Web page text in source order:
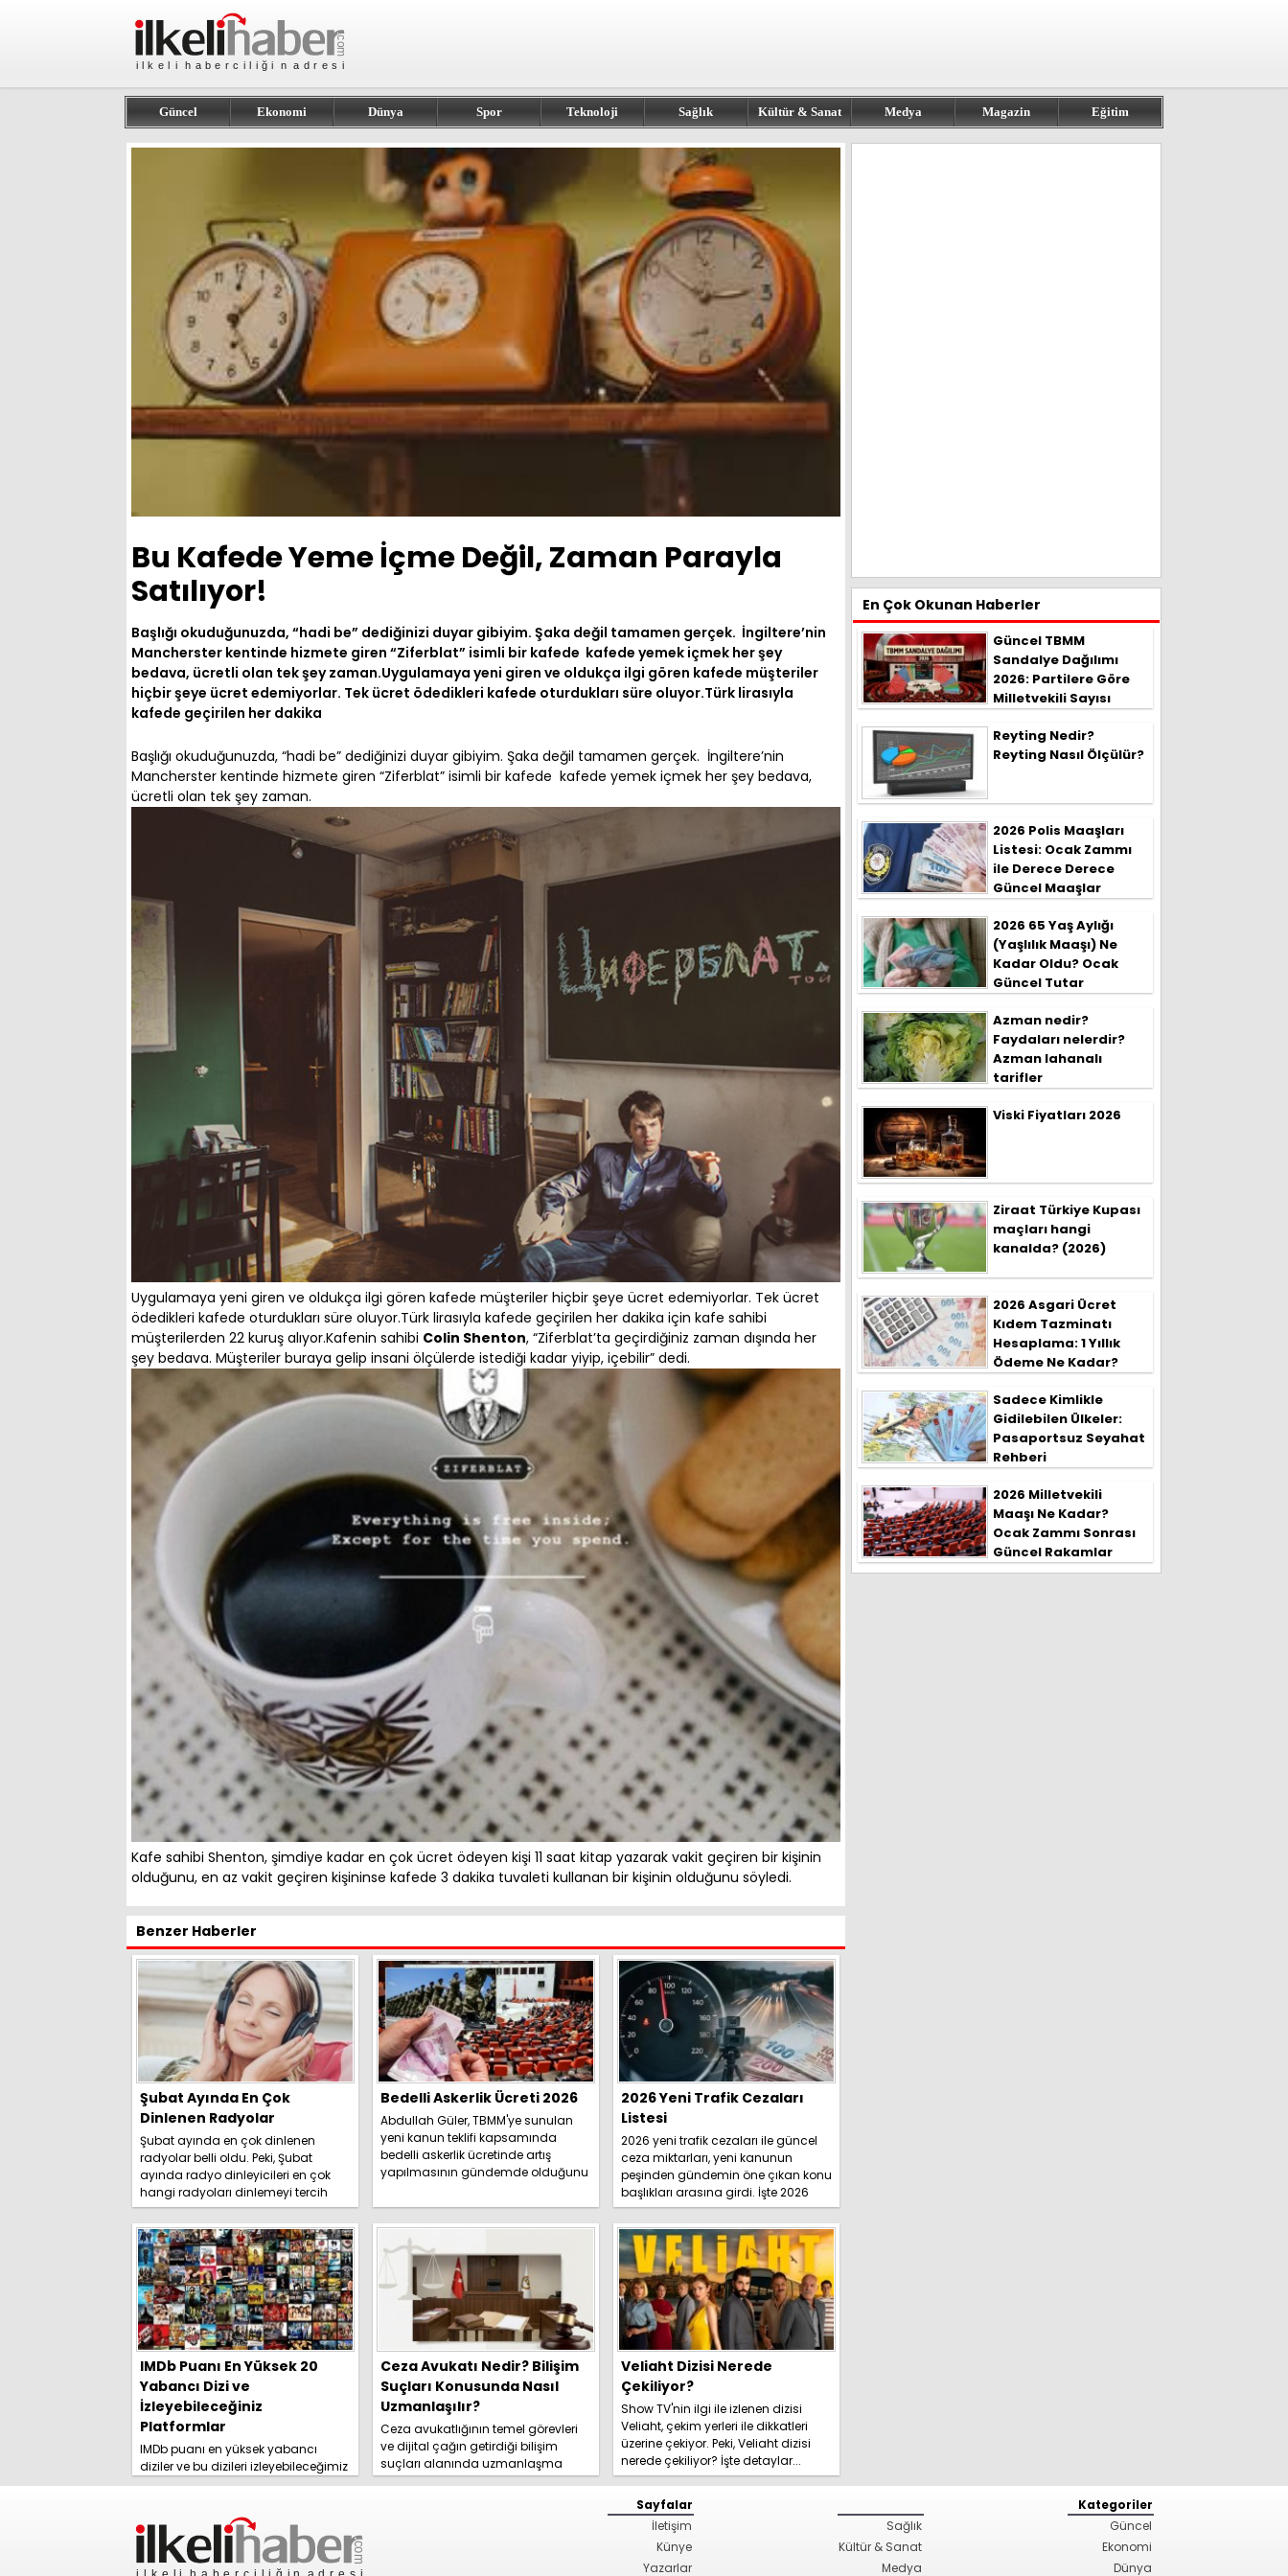
Güncel Ekonomi Dünya Spor Teknoloji Sağlık Kültür & Sanat Medya Magazin Eğitim
Bu Kafede Yeme İçme Değil, Zaman Parayla
Satılıyor!
Başlığı okuduğunuzda, “hadi be” dediğinizi duyar gibiyim. Şaka değil tamamen gerçek. İngiltere’nin
Mancherster kentinde hizmete giren “Ziferblat” isimli bir kafede kafede yemek içmek her şey
bedava, ücretli olan tek şey zaman.Uygulamaya yeni giren ve oldukça ilgi gören kafede müşteriler
hiçbir şeye ücret edemiyorlar. Tek ücret ödedikleri kafede oturdukları süre oluyor.Türk lirasıyla
kafede geçirilen her dakika
Başlığı okuduğunuzda, “hadi be” dediğinizi duyar gibiyim. Şaka değil tamamen gerçek. İngiltere’nin
Mancherster kentinde hizmete giren “Ziferblat” isimli bir kafede kafede yemek içmek her şey bedava,
ücretli olan tek şey zaman.
Uygulamaya yeni giren ve oldukça ilgi gören kafede müşteriler hiçbir şeye ücret edemiyorlar. Tek ücret
ödedikleri kafede oturdukları süre oluyor.Türk lirasıyla kafede geçirilen her dakika için kafe sahibi
müşterilerden 22 kuruş alıyor.Kafenin sahibi Colin Shenton, “Ziferblat’ta geçirdiğiniz zaman dışında her
şey bedava. Müşteriler buraya gelip insani ölçülerde istediği kadar yiyip, içebilir” dedi.
Kafe sahibi Shenton, şimdiye kadar en çok ücret ödeyen kişi 11 saat kitap yazarak vakit geçiren bir kişinin
olduğunu, en az vakit geçiren kişininse kafede 3 dakika tuvaleti kullanan bir kişinin olduğunu söyledi.
Benzer Haberler
Şubat Ayında En Çok
Dinlenen Radyolar
Şubat ayında en çok dinlenen
radyolar belli oldu. Peki, Şubat
ayında radyo dinleyicileri en çok
hangi radyoları dinlemeyi tercih
etti? İşte detaylar.....
Bedelli Askerlik Ücreti 2026
Abdullah Güler, TBMM'ye sunulan
yeni kanun teklifi kapsamında
bedelli askerlik ücretinde artış
yapılmasının gündemde olduğunu
2026 Yeni Trafik Cezaları
Listesi
2026 yeni trafik cezaları ile güncel
ceza miktarları, yeni kanunun
peşinden gündemin öne çıkan konu
başlıkları arasına girdi. İşte 2026
yeni trafik ce...
IMDb Puanı En Yüksek 20
Yabancı Dizi ve
İzleyebileceğiniz
Platformlar
IMDb puanı en yüksek yabancı
diziler ve bu dizileri izleyebileceğimiz
platformlar izleyici tarafından
Ceza Avukatı Nedir? Bilişim
Suçları Konusunda Nasıl
Uzmanlaşılır?
Ceza avukatlığının temel görevleri
ve dijital çağın getirdiği bilişim
suçları alanında uzmanlaşma
yolları hakkında kapsamlı
Veliaht Dizisi Nerede
Çekiliyor?
Show TV'nin ilgi ile izlenen dizisi
Veliaht, çekim yerleri ile dikkatleri
üzerine çekiyor. Peki, Veliaht dizisi
nerede çekiliyor? İşte detaylar...
En Çok Okunan Haberler
Güncel TBMM
Sandalye Dağılımı
2026: Partilere Göre
Milletvekili Sayısı
Reyting Nedir?
Reyting Nasıl Ölçülür?
2026 Polis Maaşları
Listesi: Ocak Zammı
ile Derece Derece
Güncel Maaşlar
2026 65 Yaş Aylığı
(Yaşlılık Maaşı) Ne
Kadar Oldu? Ocak
Güncel Tutar
Azman nedir?
Faydaları nelerdir?
Azman lahanalı
tarifler
Viski Fiyatları 2026
Ziraat Türkiye Kupası
maçları hangi
kanalda? (2026)
2026 Asgari Ücret
Kıdem Tazminatı
Hesaplama: 1 Yıllık
Ödeme Ne Kadar?
Sadece Kimlikle
Gidilebilen Ülkeler:
Pasaportsuz Seyahat
Rehberi
2026 Milletvekili
Maaşı Ne Kadar?
Ocak Zammı Sonrası
Güncel Rakamlar
Kategoriler
Güncel
Ekonomi
Dünya
Sağlık
Kültür & Sanat
Medya
Sayfalar
İletişim
Künye
Yazarlar